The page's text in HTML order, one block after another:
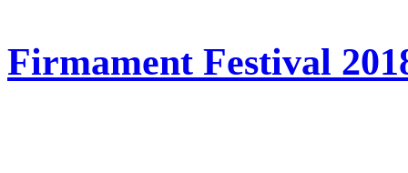
Firmament Festival